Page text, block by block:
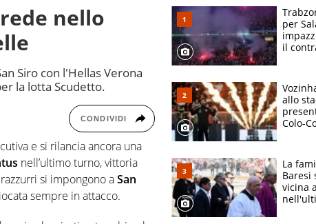
nello
Siro con l'Hellas Verona
la lotta Scudetto.
CONDIVIDI
e si rilancia ancora una
nell’ultimo turno, vittoria
si impongono aSan
sempre in attacco.
per
il
allo
Colo-
La
Baresi
vicina